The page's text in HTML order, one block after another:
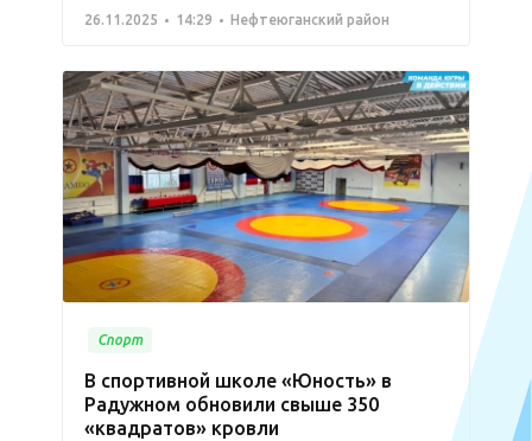
26.11.2025 14:29 Нефтеюганский район
Спорт
В спортивной школе «Юность» в
Радужном обновили свыше 350
«квадратов» кровли